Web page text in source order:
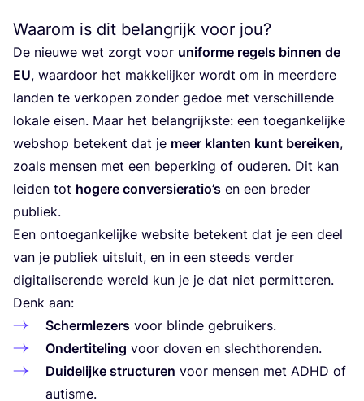
Waarom is dit belangrijk voor jou?
De nieu­we wet zorgt voor uni­for­me regels bin­nen de
EU, waar­door het mak­ke­lij­ker wordt om in meer­de­re
lan­den te ver­ko­pen zon­der gedoe met ver­schil­len­de
loka­le eisen. Maar het belang­rijk­ste: een toe­gan­ke­lij­ke
web­shop bete­kent dat je meer klan­ten kunt berei­ken,
zoals men­sen met een beper­king of oude­ren. Dit kan
lei­den tot hoge­re con­ver­siera­ti­o’s en een bre­der
publiek.
Een ontoe­gan­ke­lij­ke web­si­te bete­kent dat je een deel
van je publiek uit­sluit, en in een steeds ver­der
digi­ta­li­se­ren­de wereld kun je je dat niet per­mit­te­ren.
Denk aan:
Scherm­le­zers voor blin­de gebruikers.
Onder­ti­te­ling voor doven en slechthorenden.
Dui­de­lij­ke struc­tu­ren voor men­sen met ADHD of
autisme.